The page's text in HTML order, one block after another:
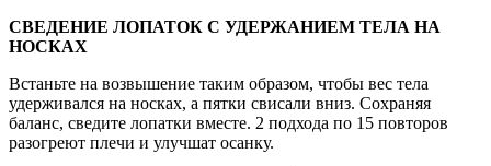
СВЕДЕНИЕ ЛОПАТОК С УДЕРЖАНИЕМ ТЕЛА НА
НОСКАХ
Встаньте на возвышение таким образом, чтобы вес тела
удерживался на носках, а пятки свисали вниз. Сохраняя
баланс, сведите лопатки вместе. 2 подхода по 15 повторов
разогреют плечи и улучшат осанку.